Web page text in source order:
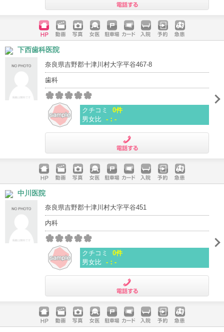
ホームペ
ージ
動画 写真 女医 駐車場
クレジッ
入院 予約 急患
下西歯科医院
奈良県吉野郡十津川村大字平谷467-8
歯科
クチコミ
0件
男女比 -：-
ホームペ
ージ
動画 写真 女医 駐車場
クレジッ
入院 予約 急患
中川医院
奈良県吉野郡十津川村大字平谷451
内科
クチコミ
0件
男女比 -：-
ホームペ
動画 写真 女医 駐車場
クレジッ
入院 予約 急患